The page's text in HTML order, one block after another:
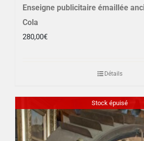
Enseigne publicitaire émaillée
Cola
280,00€
Détails
Stock épuisé